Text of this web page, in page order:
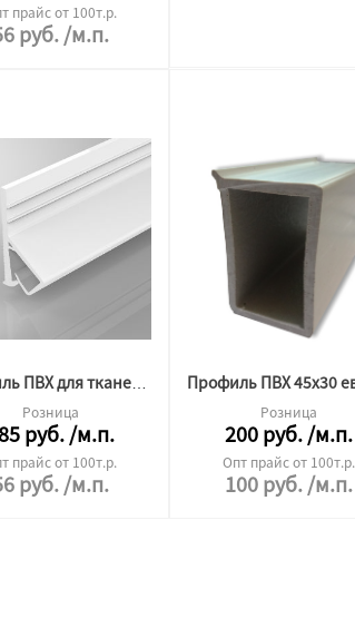
прайс от 100т.р.
руб./м.п.
Профиль ПВХ для тканевого потолка стеновой 2,5 м.п. белая
Розница
руб./м.п.
прайс от 100т.р.
руб./м.п.
Розница
200 руб. /м.п.
Опт прайс от 100т.р.
100 руб. /м.п.